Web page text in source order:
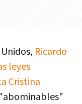
Ricardo
leyes
Cristina